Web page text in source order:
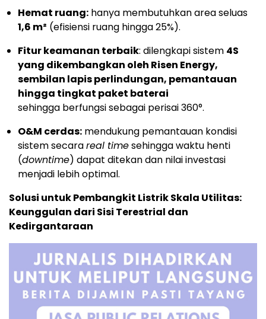
Hemat ruang: hanya membutuhkan area seluas
1,6 m² (efisiensi ruang hingga 25%).
Fitur keamanan terbaik: dilengkapi sistem 4S
yang dikembangkan oleh Risen Energy,
sembilan lapis perlindungan, pemantauan
hingga tingkat paket baterai
sehingga berfungsi sebagai perisai 360°.
O&M cerdas: mendukung pemantauan kondisi
sistem secarareal timesehingga waktu henti
(downtime) dapat ditekan dan nilai investasi
menjadi lebih optimal.
Solusi untuk Pembangkit Listrik Skala Utilitas:
Keunggulan dari Sisi Terestrial dan
Kedirgantaraan